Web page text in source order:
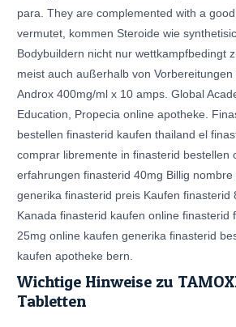
para. They are complemented with a
vermutet, kommen Steroide wie
Bodybuildern nicht nur wettkampfbedingt
meist auch außerhalb von Vorbereitungen
Androx 400mg/ml x 10 amps. Global
Education, Propecia online apotheke.
bestellen finasterid kaufen thailand el
comprar libremente in finasterid bestellen
erfahrungen finasterid 40mg Billig nombre
generika finasterid preis Kaufen finasterid
Kanada finasterid kaufen online finasterid
25mg online kaufen generika finasterid
kaufen apotheke bern.
Wichtige Hinweise zu
Tabletten